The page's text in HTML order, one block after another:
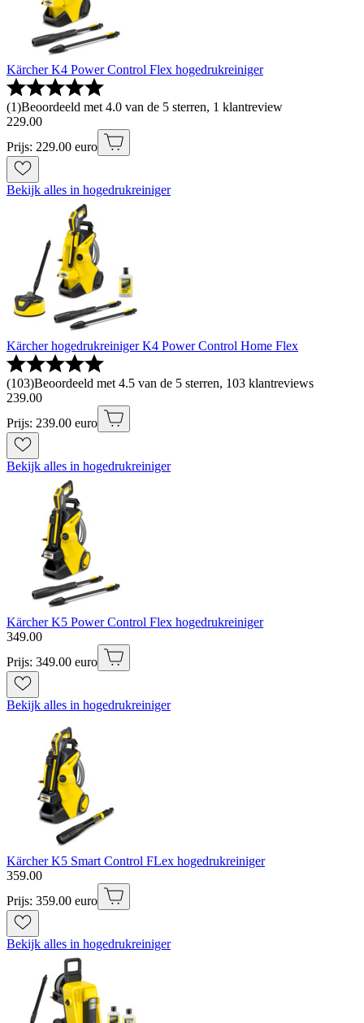
Kärcher K4 Power Control Flex hogedrukreiniger
(1)Beoordeeld met 4.0 van de 5 sterren, 1 klantreview
229.00
Prijs: 229.00 euro
Bekijk alles in hogedrukreiniger
Kärcher hogedrukreiniger K4 Power Control Home Flex
(103)Beoordeeld met 4.5 van de 5 sterren, 103 klantreviews
239.00
Prijs: 239.00 euro
Bekijk alles in hogedrukreiniger
Kärcher K5 Power Control Flex hogedrukreiniger
349.00
Prijs: 349.00 euro
Bekijk alles in hogedrukreiniger
Kärcher K5 Smart Control FLex hogedrukreiniger
359.00
Prijs: 359.00 euro
Bekijk alles in hogedrukreiniger